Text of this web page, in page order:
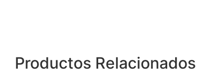
Productos Relacionados